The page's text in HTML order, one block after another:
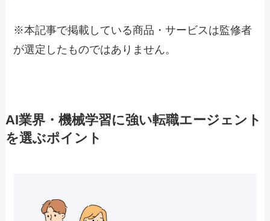
※本記事で掲載している商品・サービスは監修者
が選定したものではありません。
AI業界・機械学習に強い転職エージェント
を選ぶポイント